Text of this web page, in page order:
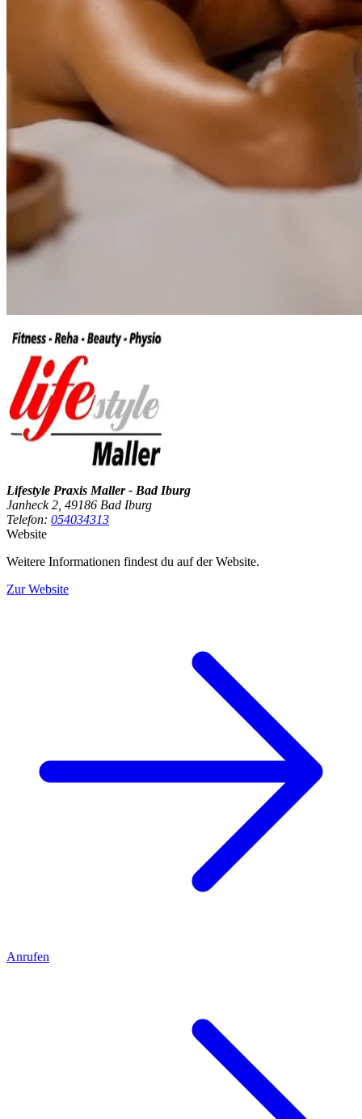
Lifestyle Praxis Maller - Bad Iburg
Janheck 2, 49186 Bad Iburg
Telefon: 054034313
Website
Weitere Informationen findest du auf der Website.
Zur Website
Anrufen